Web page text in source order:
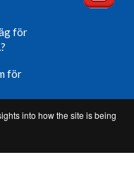
för
för
into how the site is being